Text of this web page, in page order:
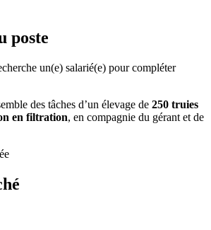
poste
un(e) salarié(e) pour compléter
des tâches d’un élevage de 250 truies
en filtration, en compagnie du gérant et de